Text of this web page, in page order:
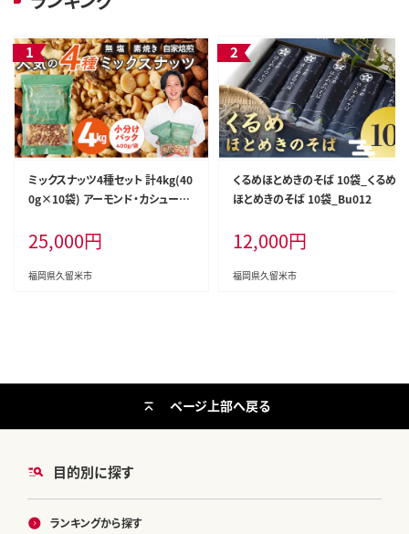
ミックスナッツ4種セット 計4kg(40
0g×10袋) アーモンド・カシューナ
a538
25,000円
福岡県久留米市
くるめほとめきのそば 10袋_くるめ
ほとめきのそば 10袋_Bu012
12,000円
福岡県久留米市
目的別に探す
ランキングから探す
ページ上部へ戻る